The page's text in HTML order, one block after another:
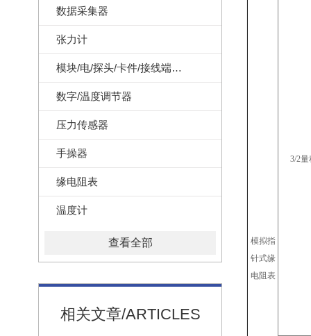
数据采集器
张力计
模块/电/探头/卡件/接线端子/记录纸
数字/温度调节器
压力传感器
手操器
缘电阻表
温度计
查看全部
相关文章/ARTICLES
模拟指
针式缘
电阻表
3/2量